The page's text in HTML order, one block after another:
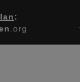
:
.org